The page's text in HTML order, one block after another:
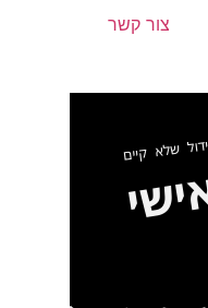
צור קשר